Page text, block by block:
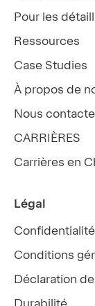
Pour les
Ressources
Case Studies
À propos de
Nous
CARRIÈRES
Carrières en
Légal
Confidentialité
Conditions
Déclaration